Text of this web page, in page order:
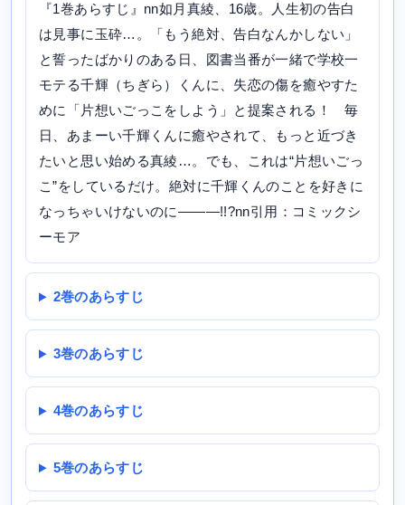
『1巻あらすじ』nn如月真綾、16歳。人生初の告白
は見事に玉砕…。「もう絶対、告白なんかしない」
と誓ったばかりのある日、図書当番が一緒で学校一
モテる千輝（ちぎら）くんに、失恋の傷を癒やすた
めに「片想いごっこをしよう」と提案される！ 毎
日、あまーい千輝くんに癒やされて、もっと近づき
たいと思い始める真綾…。でも、これは“片想いごっ
こ”をしているだけ。絶対に千輝くんのことを好きに
なっちゃいけないのに―――!!?nn引用：コミックシ
ーモア
2巻のあらすじ
3巻のあらすじ
4巻のあらすじ
5巻のあらすじ